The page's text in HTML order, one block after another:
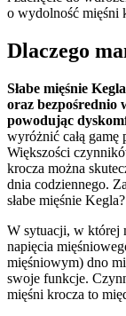
o wydolność mięśni
Dlaczego
Słabe mięśnie
oraz bezpośrednio
powodując
wyróżnić całą gamę
Większości
krocza można
dnia codziennego.
słabe mięśnie Kegla?
W sytuacji, w której
napięcia
mięśniowym) dno
swoje funkcje.
mięśni krocza to